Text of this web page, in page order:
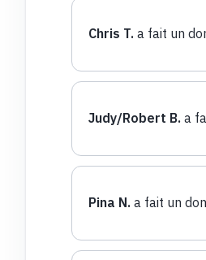
Chris T. a fait un
Judy/Robert B. a
Pina N. a fait un